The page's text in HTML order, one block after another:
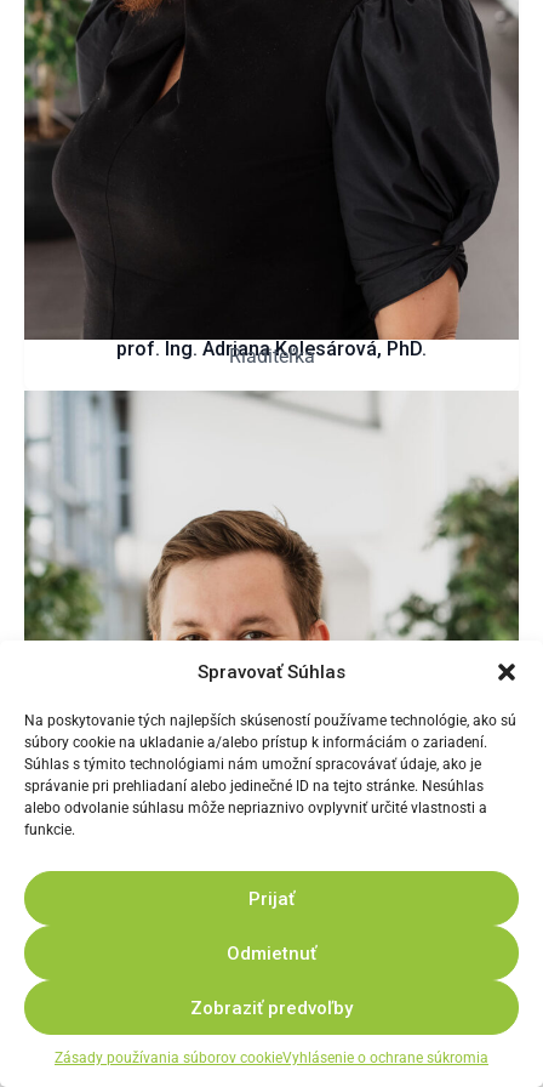
Spravovať Súhlas
Na poskytovanie tých najlepších skúseností používame technológie, ako sú
súbory cookie na ukladanie a/alebo prístup k informáciám o zariadení.
Súhlas s týmito technológiami nám umožní spracovávať údaje, ako je
správanie pri prehliadaní alebo jedinečné ID na tejto stránke. Nesúhlas
alebo odvolanie súhlasu môže nepriaznivo ovplyvniť určité vlastnosti a
funkcie.
Prijať
Odmietnuť
Zobraziť predvoľby
Zásady používania súborov cookieVyhlásenie o ochrane súkromia
prof. Ing. Adriana Kolesárová, PhD.
Riaditeľka